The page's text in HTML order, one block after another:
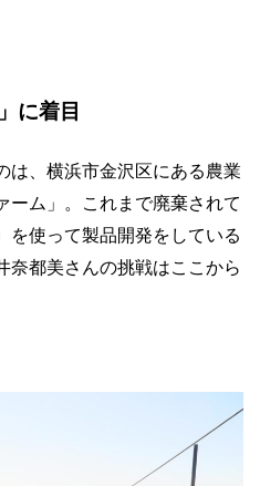
に着目
は、横浜市金沢区にある農業
ーム」。これまで廃棄されて
を使って製品開発をしている
奈都美さんの挑戦はここから